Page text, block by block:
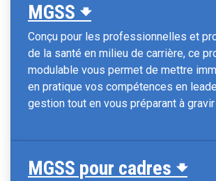
MGSS 🠻
Conçu pour les professionnelles et
de la santé en milieu de carrière, ce
modulable vous permet de mettre
en pratique vos compétences en
gestion tout en vous préparant à
MGSS pour cadres 🠻